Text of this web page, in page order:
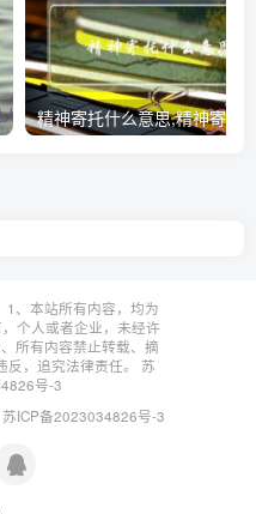
1、本站所有内容，均为
个人或者企业，未经许
所有内容禁止转载、摘
，追究法律责任。 苏
号-3
苏ICP备2023034826号-3